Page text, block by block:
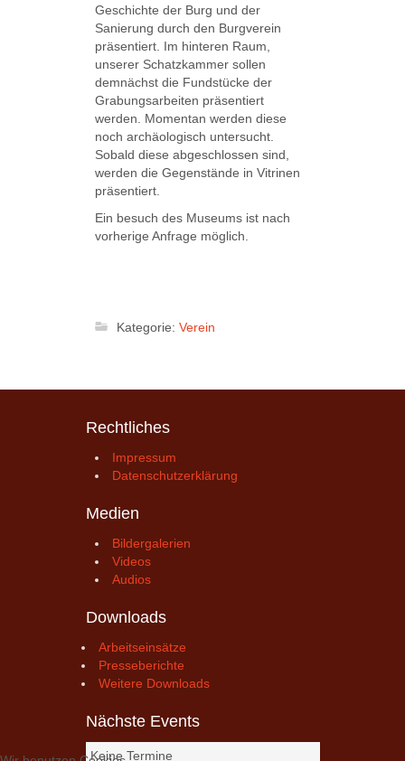
Geschichte der Burg und der
Sanierung durch den Burgverein
präsentiert. Im hinteren Raum,
unserer Schatzkammer sollen
demnächst die Fundstücke der
Grabungsarbeiten präsentiert
werden. Momentan werden diese
noch archäologisch untersucht.
Sobald diese abgeschlossen sind,
werden die Gegenstände in Vitrinen
präsentiert.
Ein besuch des Museums ist nach
vorherige Anfrage möglich.
Kategorie: Verein
Rechtliches
Impressum
Datenschutzerklärung
Medien
Bildergalerien
Videos
Audios
Downloads
Arbeitseinsätze
Presseberichte
Weitere Downloads
Nächste Events
Keine Termine